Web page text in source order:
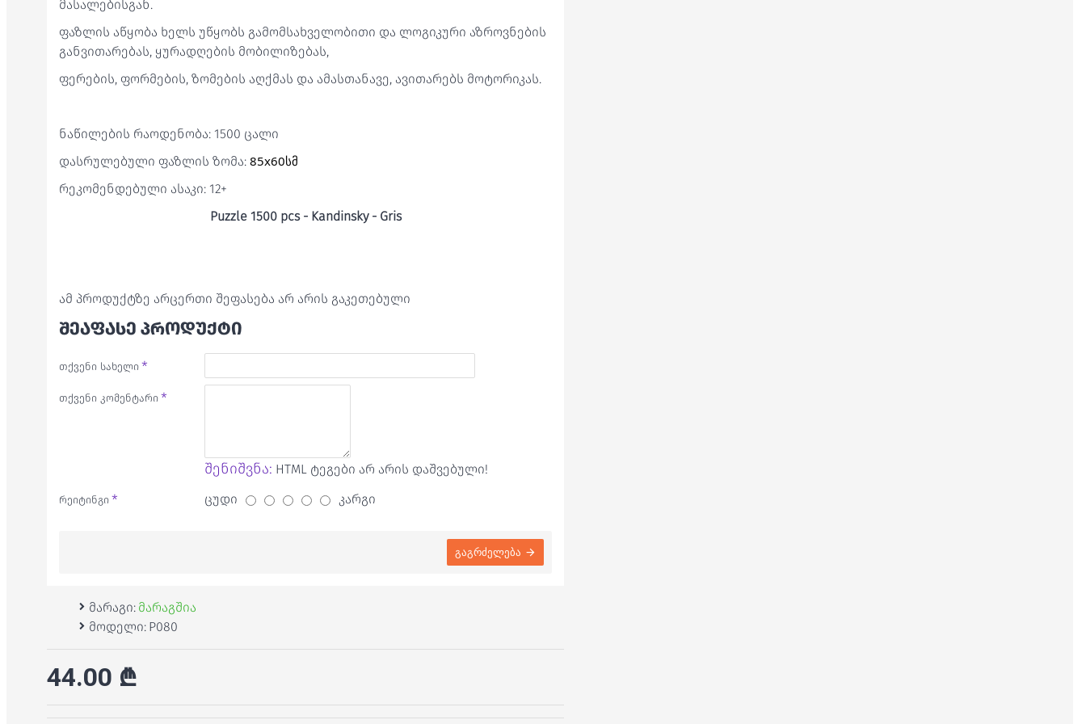
მასალებისგან.
ფაზლის აწყობა ხელს უწყობს გამომსახველობითი და ლოგიკური აზროვნების
განვითარებას, ყურადღების მობილიზებას,
ფერების, ფორმების, ზომების აღქმას და ამასთანავე, ავითარებს მოტორიკას.
ნაწილების რაოდენობა: 1500 ცალი
დასრულებული ფაზლის ზომა: 85x60სმ
რეკომენდებული ასაკი: 12+
Puzzle 1500 pcs - Kandinsky - Gris
ამ პროდუქტზე არცერთი შეფასება არ არის გაკეთებული
ᲨᲔᲐᲤᲐᲡᲔ ᲞᲠᲝᲓᲣᲥᲢᲘ
თქვენი სახელი
თქვენი კომენტარი
შენიშვნა: HTML ტეგები არ არის დაშვებული!
რეიტინგი ცუდი კარგი
გაგრძელება
მარაგი: მარაგშია
მოდელი: P080
44.00 ₾